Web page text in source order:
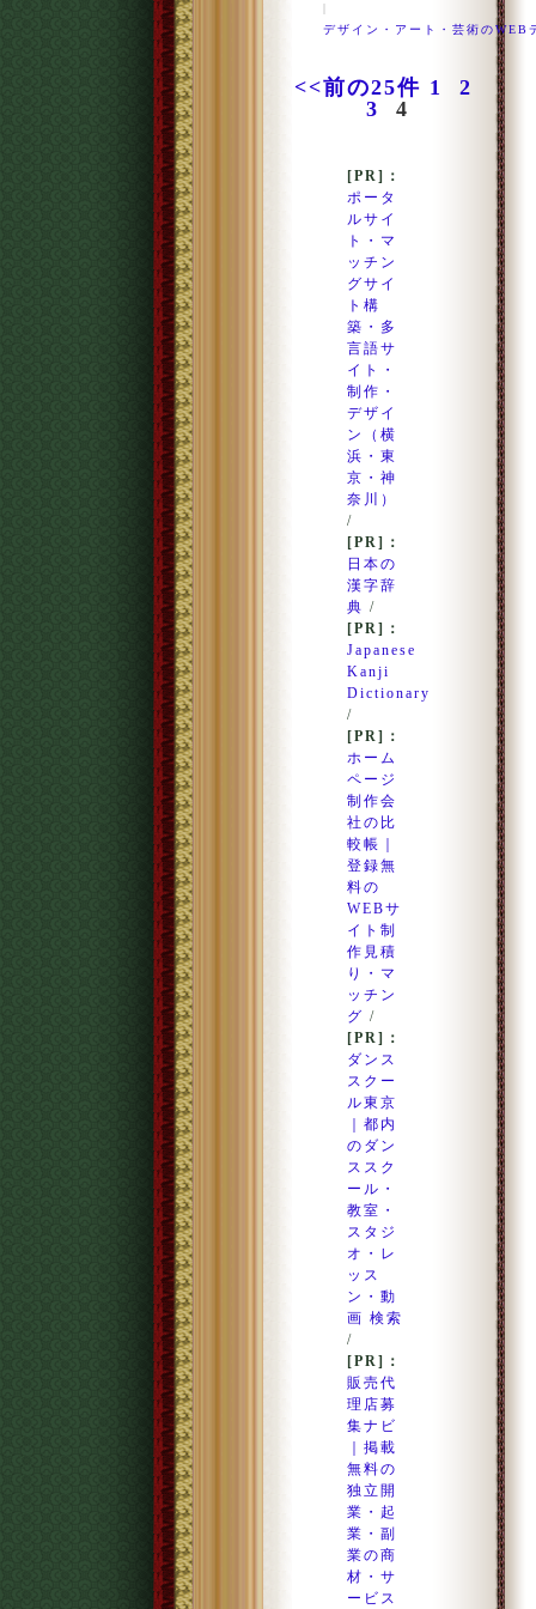
|
デザイン・アート・芸術のWEB
<<前の25件 1
2
3
4
[PR]：
ポータ
ルサイ
ト・マ
ッチン
グサイ
ト構
築・多
言語サ
イト・
制作・
デザイ
ン（横
浜・東
京・神
奈川）
/
[PR]：
日本の
漢字辞
典 /
[PR]：
Japanese
Kanji
Dictionary
/
[PR]：
ホーム
ページ
制作会
社の比
較帳｜
登録無
料の
WEBサ
イト制
作見積
り・マ
ッチン
グ /
[PR]：
ダンス
スクー
ル東京
｜都内
のダン
ススク
ール・
教室・
スタジ
オ・レ
ッス
ン・動
画 検索
/
[PR]：
販売代
理店募
集ナビ
｜掲載
無料の
独立開
業・起
業・副
業の商
材・サ
ービス